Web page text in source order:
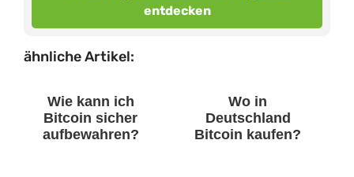
entdecken
ähnliche Artikel:
Wie kann ich
Bitcoin sicher
aufbewahren?
Wo in
Deutschland
Bitcoin kaufen?